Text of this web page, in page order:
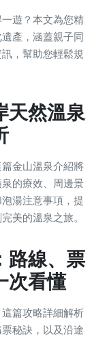
遊？本文為您精
產，涵蓋親子同
，幫助您輕鬆規
天然溫泉
金山溫泉介紹將
的療效、周邊景
湯注意事項，提
美的溫泉之旅。
路線、票
次看懂
篇攻略詳細解析
秘訣，以及沿途